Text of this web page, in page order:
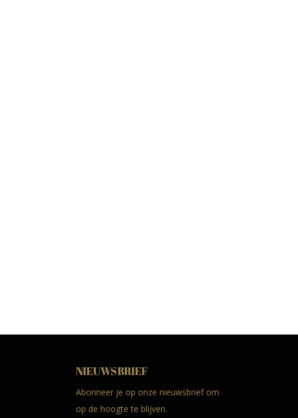
NIEUWSBRIEF
Abonneer je op onze nieuwsbrief om
op de hoogte te blijven.